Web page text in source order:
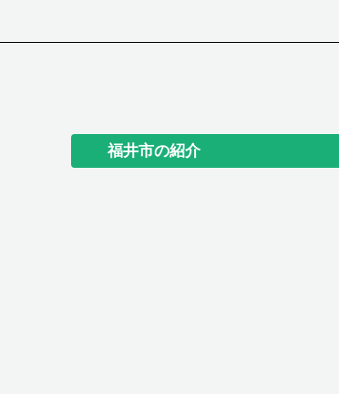
福井市の紹介